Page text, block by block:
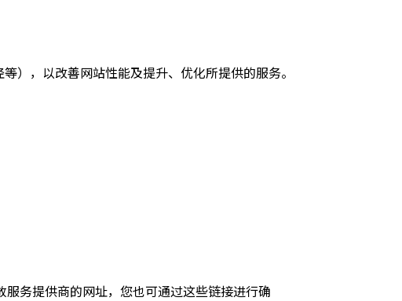
），以改善网站性能及提升、优化所提供的服务。
务提供商的网址，您也可通过这些链接进行确